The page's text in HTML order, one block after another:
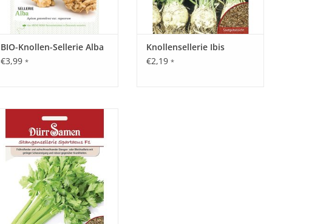
BIO-Knollen-Sellerie Alba
€3,99 *
Knollensellerie Ibis
€2,19 *
Spartacus F1 ist ein frühreifender
und aufrechtwachsender
Stangen-, oder Bleichsellerie mit
geringer Schossneigung und
robust gegenüber Krankheiten.
ZUM WARENKORB HINZUFÜGEN